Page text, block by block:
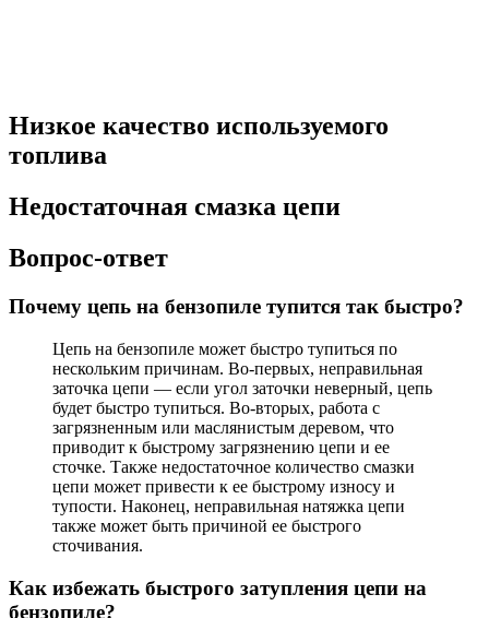
Низкое качество используемого
топлива
Недостаточная смазка цепи
Вопрос-ответ
Почему цепь на бензопиле тупится так быстро?
Цепь на бензопиле может быстро тупиться по
нескольким причинам. Во-первых, неправильная
заточка цепи — если угол заточки неверный, цепь
будет быстро тупиться. Во-вторых, работа с
загрязненным или маслянистым деревом, что
приводит к быстрому загрязнению цепи и ее
сточке. Также недостаточное количество смазки
цепи может привести к ее быстрому износу и
тупости. Наконец, неправильная натяжка цепи
также может быть причиной ее быстрого
сточивания.
Как избежать быстрого затупления цепи на
бензопиле?